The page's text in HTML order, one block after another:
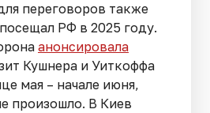
переговоров также
РФ в 2025 году.
анонсировала
Кушнера и Уиткоффа
мая – начале июня,
произошло. В Киев